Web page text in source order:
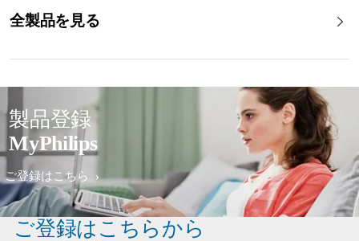
全製品を見る
製品登録
MyPhilips
ご登録はこちら
ご登録はこちらから